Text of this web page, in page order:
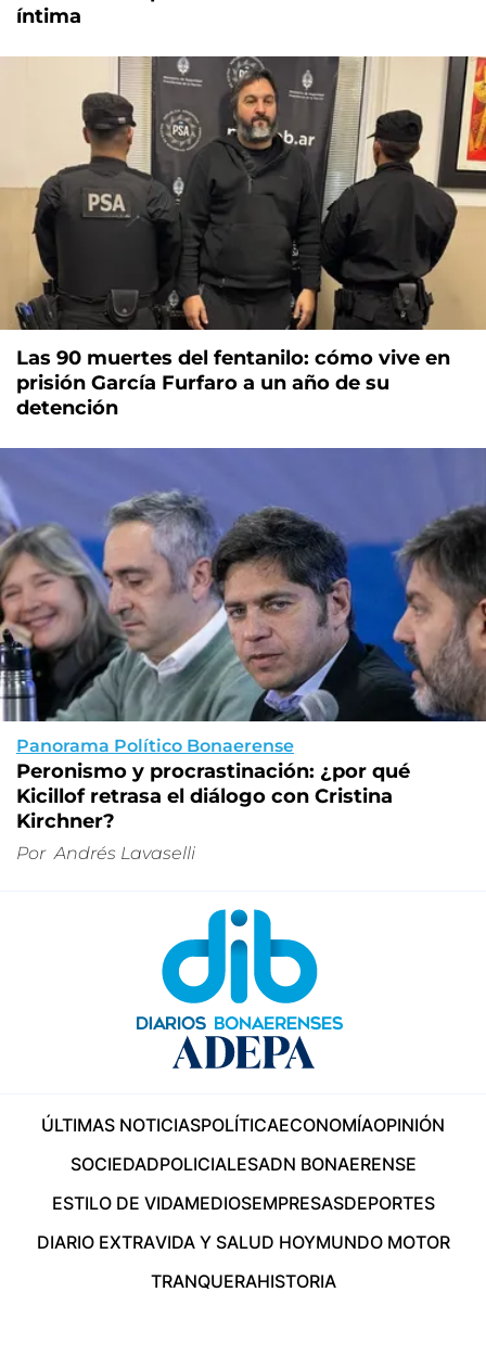
íntima
Las 90 muertes del fentanilo: cómo vive en
prisión García Furfaro a un año de su
detención
Panorama Político Bonaerense
Peronismo y procrastinación: ¿por qué
Kicillof retrasa el diálogo con Cristina
Kirchner?
Por Andrés Lavaselli
ÚLTIMAS NOTICIASPOLÍTICAECONOMÍAOPINIÓN
SOCIEDADPOLICIALESADN BONAERENSE
ESTILO DE VIDAMEDIOSEMPRESASDEPORTES
DIARIO EXTRAVIDA Y SALUD HOYMUNDO MOTOR
TRANQUERAHISTORIA